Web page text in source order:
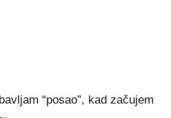
“posao”, kad začujem